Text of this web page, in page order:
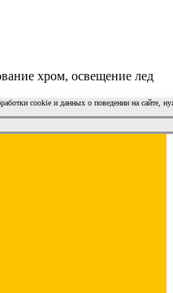
хром, освещение лед
cookie и данных о поведении на сайте,